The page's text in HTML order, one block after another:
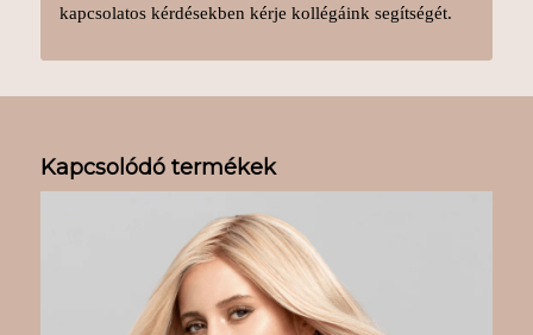
kapcsolatos kérdésekben kérje kollégáink segítségét.
Kapcsolódó termékek